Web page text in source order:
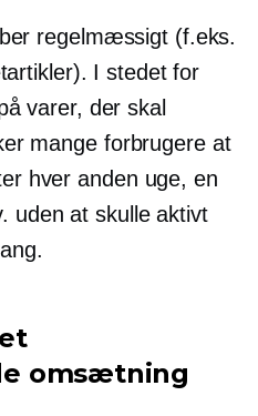
regelmæssigt (f.eks.
I stedet for
varer, der skal
mange forbrugere at
hver anden uge, en
uden at skulle aktivt
omsætning